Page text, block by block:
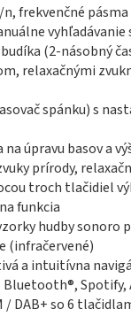
frekvenčné pásma
vyhľadávanie
(2-násobný
relaxačnými
spánku) s
úpravu basov a
prírody,
troch tlačidiel
funkcia
hudby sonoro
(infračervené)
a intuitívna
Bluetooth®, Spotify,
/ DAB+ so 6